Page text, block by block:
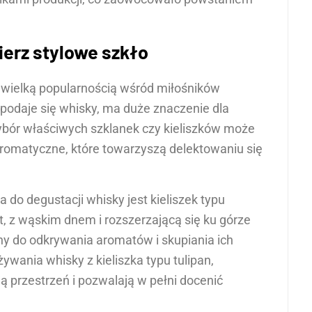
stylowe szkło
popularnością wśród miłośników
się whisky, ma duże znaczenie dla
właściwych szklanek czy kieliszków może
które towarzyszą delektowaniu się
do degustacji whisky jest kieliszek typu
z wąskim dnem i rozszerzającą się ku górze
do odkrywania aromatów i skupiania ich
whisky z kieliszka typu tulipan,
przestrzeń i pozwalają w pełni docenić